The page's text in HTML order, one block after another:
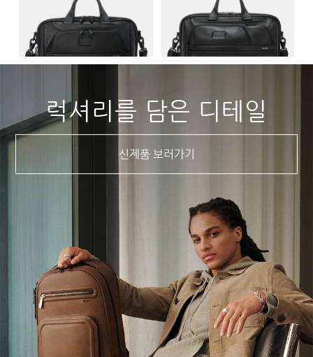
럭셔리를 담은 디테일
신제품 보러가기